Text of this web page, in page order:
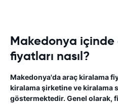
Makedonya
fiyatları nasıl?
Makedonya'da araç kiralama
kiralama şirketine ve kiralama
göstermektedir. Genel olarak,